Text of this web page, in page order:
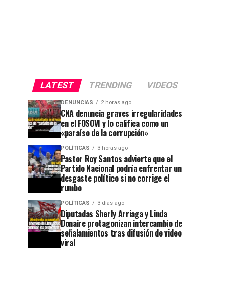
LATEST TRENDING VIDEOS
DENUNCIAS 2 horas ago
CNA denuncia graves irregularidades
en el FOSOVI y lo califica como un
«paraíso de la corrupción»
POLÍTICAS 3 horas ago
Pastor Roy Santos advierte que el
Partido Nacional podría enfrentar un
desgaste político si no corrige el
rumbo
POLÍTICAS 3 días ago
Diputadas Sherly Arriaga y Linda
Donaire protagonizan intercambio de
señalamientos tras difusión de video
viral